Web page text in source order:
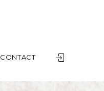
CONTACT